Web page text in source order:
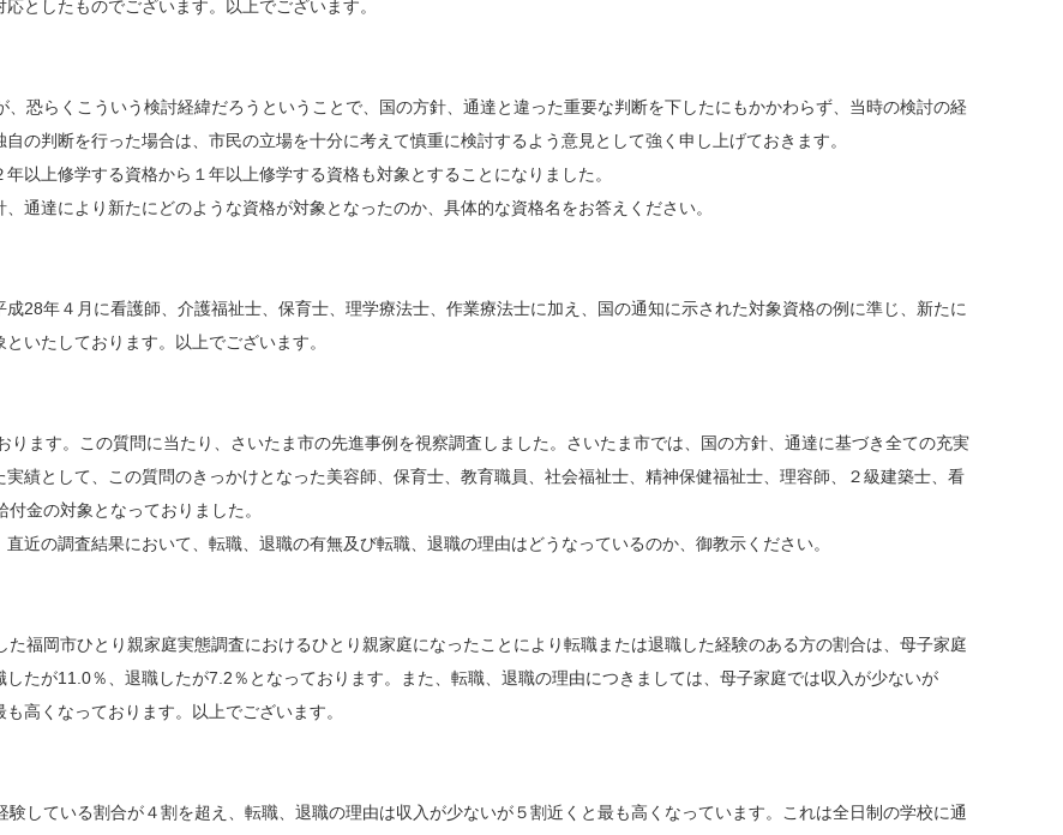
としたものでございます。以上でございます。
らくこういう検討経緯だろうということで、国の方針、通達と違った重要な判断を下したにもかかわらず、当時の検討の経
の判断を行った場合は、市民の立場を十分に考えて慎重に検討するよう意見として強く申し上げておきます。
以上修学する資格から１年以上修学する資格も対象とすることになりました。
通達により新たにどのような資格が対象となったのか、具体的な資格名をお答えください。
年４月に看護師、介護福祉士、保育士、理学療法士、作業療法士に加え、国の通知に示された対象資格の例に準じ、新たに
いたしております。以上でございます。
ます。この質問に当たり、さいたま市の先進事例を視察調査しました。さいたま市では、国の方針、通達に基づき全ての充実
績として、この質問のきっかけとなった美容師、保育士、教育職員、社会福祉士、精神保健福祉士、理容師、２級建築士、看
金の対象となっておりました。
近の調査結果において、転職、退職の有無及び転職、退職の理由はどうなっているのか、御教示ください。
岡市ひとり親家庭実態調査におけるひとり親家庭になったことにより転職または退職した経験のある方の割合は、母子家庭
たが11.0％、退職したが7.2％となっております。また、転職、退職の理由につきましては、母子家庭では収入が少ないが
高くなっております。以上でございます。
ている割合が４割を超え、転職、退職の理由は収入が少ないが５割近くと最も高くなっています。これは全日制の学校に通